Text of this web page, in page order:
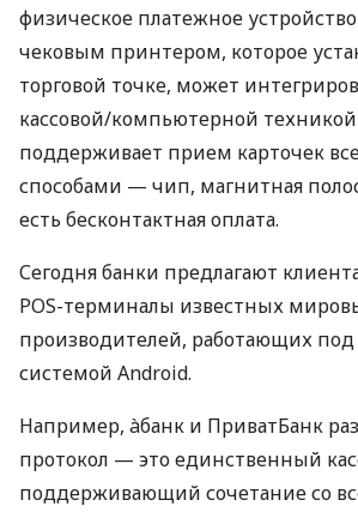
физическое платежное
чековым принтером, которое
торговой точке, может
кассовой/компьютерной
поддерживает прием карточек
способами — чип, магнитная
есть бесконтактная оплата.
Сегодня банки предлагают
POS-терминалы известных
производителей, работающих
системой Android.
Например, àбанк и ПриватБанк
протокол — это единственный
поддерживающий сочетание со